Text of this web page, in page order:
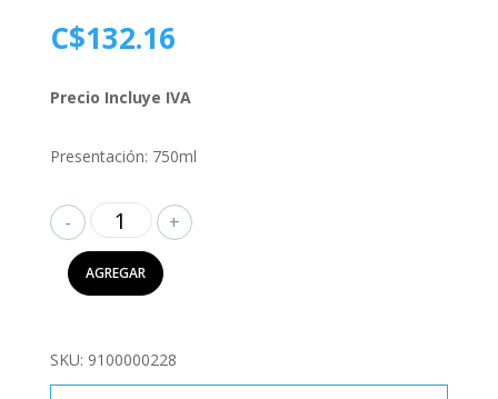
C$132.16
Precio Incluye IVA
Presentación: 750ml
San
Pellegrino
Agua
Mineral
750ml
AGREGAR
SKU: 9100000228